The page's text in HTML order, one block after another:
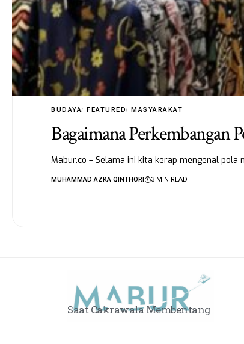
BUDAYA FEATURED MASYARAKAT
Bagaimana Perkembangan
Mabur.co – Selama ini kita kerap mengenal
MUHAMMAD AZKA QINTHORI 3 MIN READ
Saat Cakrawala Membentang